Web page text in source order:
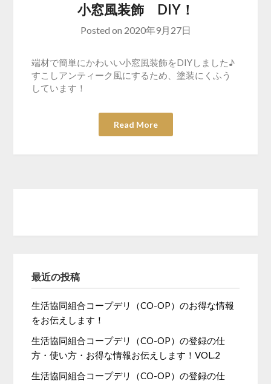
小窓風装飾 DIY！
Posted on 2020年9月27日
端材で簡単にかわいい小窓風装飾をDIYしました♪
すこしアンティーク風にするため、塗装にくふう
しています！
Read More
最近の投稿
生活協同組合コープデリ（CO-OP）のお得な情報
をお伝えします！
生活協同組合コープデリ（CO-OP）の登録の仕
方・使い方・お得な情報お伝えします！VOL.2
生活協同組合コープデリ（CO-OP）の登録の仕